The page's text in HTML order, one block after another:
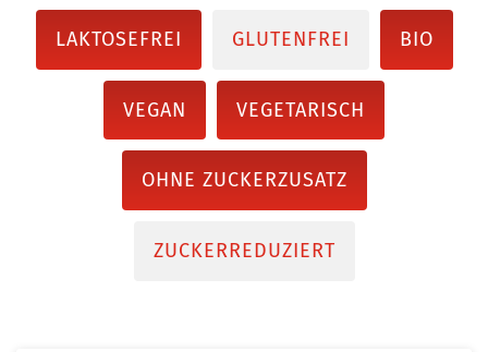
LAKTOSEFREI GLUTENFREI BIO
VEGAN VEGETARISCH
OHNE ZUCKERZUSATZ
ZUCKERREDUZIERT